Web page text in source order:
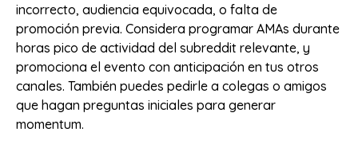
incorrecto, audiencia equivocada, o falta de
promoción previa. Considera programar AMAs durante
horas pico de actividad del subreddit relevante, y
promociona el evento con anticipación en tus otros
canales. También puedes pedirle a colegas o amigos
que hagan preguntas iniciales para generar
momentum.